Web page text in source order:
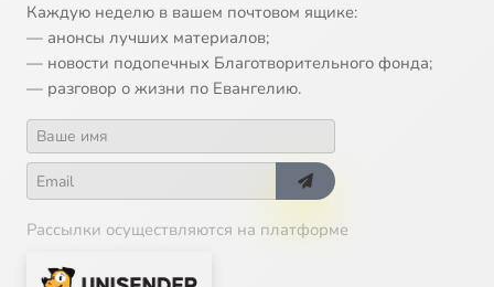
Каждую неделю в вашем почтовом ящике:
— анонсы лучших материалов;
— новости подопечных Благотворительного фонда;
— разговор о жизни по Евангелию.
Рассылки осуществляются на платформе